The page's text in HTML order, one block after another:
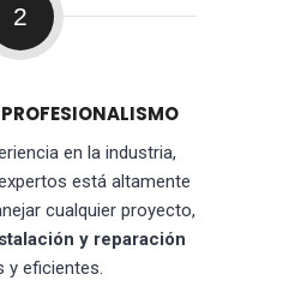
2
en la industria,
está altamente
cualquier proyecto,
y reparación
y eficientes.